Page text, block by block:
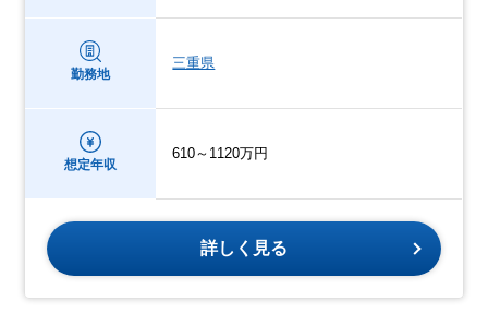
勤務地
三重県
想定年収
610～1120万円
詳しく見る